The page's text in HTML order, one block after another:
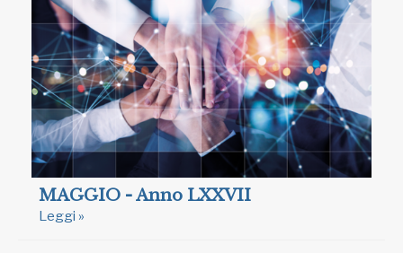
MAGGIO - Anno LXXVII
Leggi »